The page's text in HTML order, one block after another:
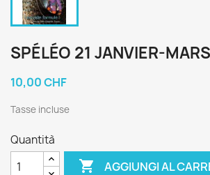
SPÉLÉO 21 JANVIER-
10,00 CHF
Tasse incluse
Quantità
 AGGIUNGI AL